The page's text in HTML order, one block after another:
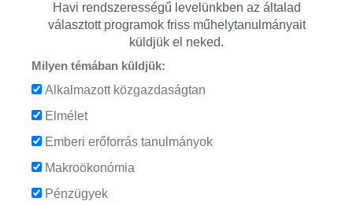
Havi rendszerességű levelünkben az általad
választott programok friss műhelytanulmányait
küldjük el neked.
Milyen témában küldjük:
Alkalmazott közgazdaságtan
Elmélet
Emberi erőforrás tanulmányok
Makroökonómia
Pénzügyek